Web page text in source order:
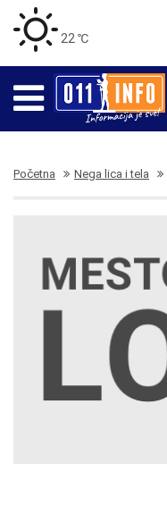
22 ℃
Početna Nega lica i tela